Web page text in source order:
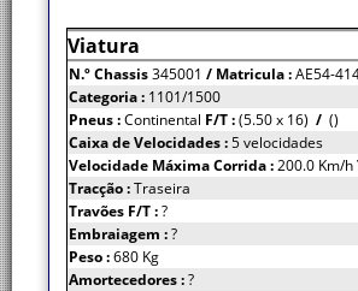
Viatura
N.º Chassis345001 / Matricula :AE54-
Categoria : 1101/1500
Pneus :Continental F/T :(5.50 x 16) / ()
Caixa de Velocidades :5 velocidades
Velocidade Máxima Corrida :200.0 Km/h
Tracção :Traseira
Travões F/T :?
Embraiagem :?
Peso :680 Kg
Amortecedores :?